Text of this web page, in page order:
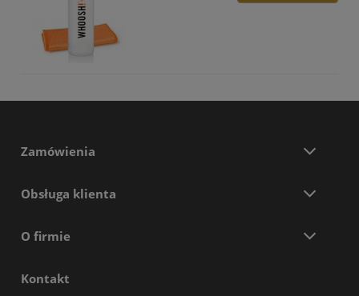
Zamówienia
Obsługa klienta
O firmie
Kontakt